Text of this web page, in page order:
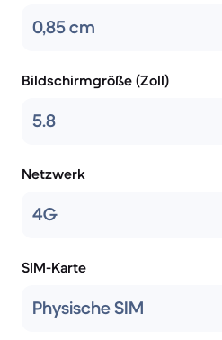
0,85 cm
Bildschirmgröße (Zoll)
5.8
Netzwerk
4G
SIM-Karte
Physische SIM